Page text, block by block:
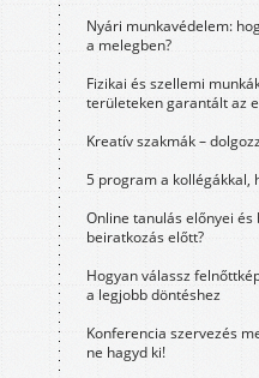
Nyári munkavédelem:
a melegben?
Fizikai és szellemi
területeken garantált az
Kreatív szakmák –
5 program a kollégákkal,
Online tanulás előnyei
beiratkozás előtt?
Hogyan válassz
a legjobb döntéshez
Konferencia szervezés
ne hagyd ki!